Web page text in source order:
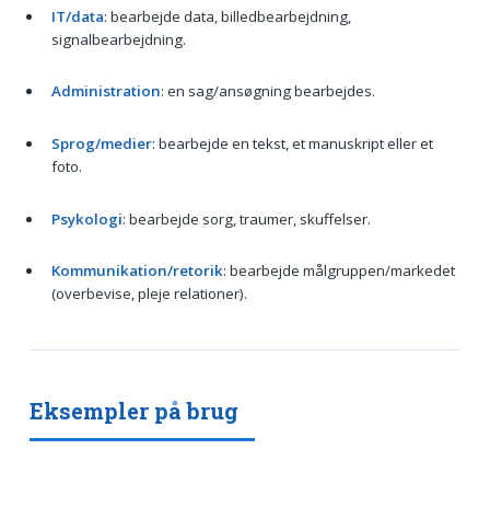
IT/data: bearbejde data, billedbearbejdning,
signalbearbejdning.
Administration: en sag/ansøgning bearbejdes.
Sprog/medier: bearbejde en tekst, et manuskript eller et
foto.
Psykologi: bearbejde sorg, traumer, skuffelser.
Kommunikation/retorik: bearbejde målgruppen/markedet
(overbevise, pleje relationer).
Eksempler på brug